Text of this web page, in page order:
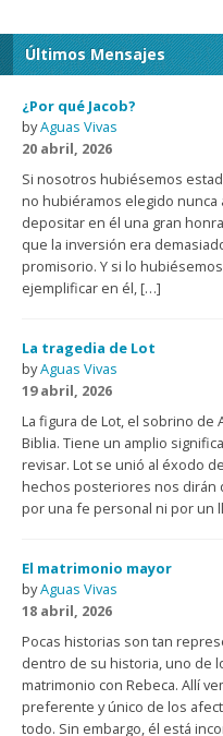
Últimos Mensajes
¿Por qué Jacob?
byAguas Vivas
20 abril, 2026
Si nosotros hubiésemos
no hubiéramos elegido nunca
depositar en él una gran
que la inversión era
promisorio. Y si lo
ejemplificar en él, […]
La tragedia de Lot
byAguas Vivas
19 abril, 2026
La figura de Lot, el sobrino de
Biblia. Tiene un amplio
revisar. Lot se unió al éxodo
hechos posteriores nos dirán
por una fe personal ni por un
El matrimonio mayor
byAguas Vivas
18 abril, 2026
Pocas historias son tan
dentro de su historia, uno de
matrimonio con Rebeca. Allí
preferente y único de los
todo. Sin embargo, él está